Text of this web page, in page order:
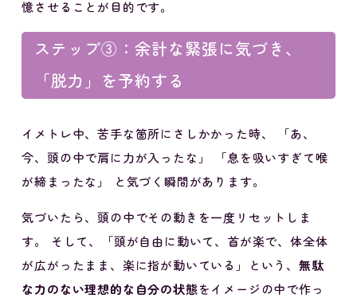
憶させることが目的です。
ステップ③：余計な緊張に気づき、
「脱力」を予約する
イメトレ中、苦手な箇所にさしかかった時、 「あ、
今、頭の中で肩に力が入ったな」 「息を吸いすぎて喉
が締まったな」 と気づく瞬間があります。
気づいたら、頭の中でその動きを一度リセットしま
す。 そして、「頭が自由に動いて、首が楽で、体全体
が広がったまま、楽に指が動いている」という、 無駄
な力のない理想的な自分の状態をイメージの中で作っ